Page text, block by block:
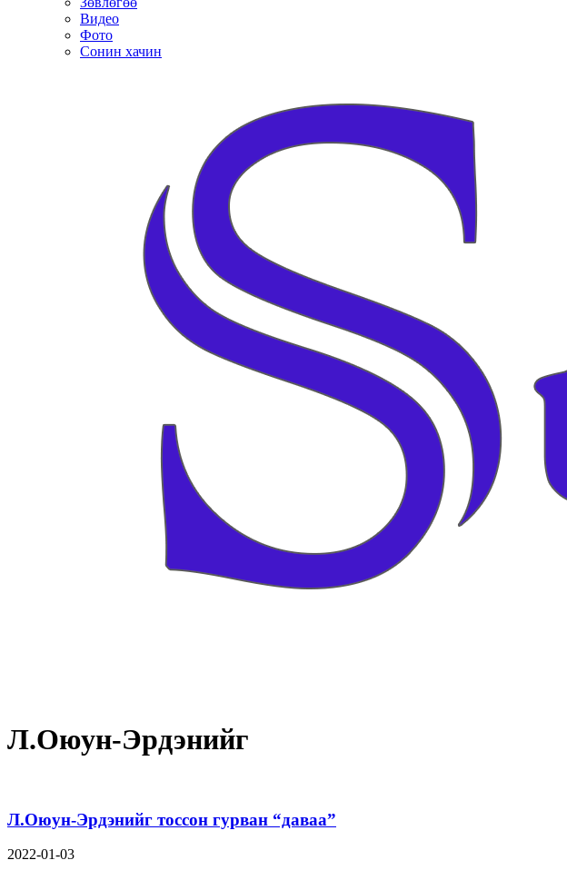
Видео
Фото
Сонин хачин
Л.Оюун-Эрдэнийг
Л.Оюун-Эрдэнийг тоссон гурван “даваа”
2022-01-03